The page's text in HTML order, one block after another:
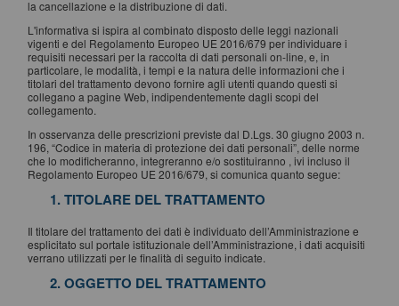
la cancellazione e la distribuzione di dati.
L'informativa si ispira al combinato disposto delle leggi nazionali
vigenti e del Regolamento Europeo UE 2016/679 per individuare i
requisiti necessari per la raccolta di dati personali on-line, e, in
particolare, le modalità, i tempi e la natura delle informazioni che i
titolari del trattamento devono fornire agli utenti quando questi si
collegano a pagine Web, indipendentemente dagli scopi del
collegamento.
In osservanza delle prescrizioni previste dal D.Lgs. 30 giugno 2003 n.
196, “Codice in materia di protezione dei dati personali”, delle norme
che lo modificheranno, integreranno e/o sostituiranno , ivi incluso il
Regolamento Europeo UE 2016/679, si comunica quanto segue:
1. TITOLARE DEL TRATTAMENTO
Il titolare del trattamento dei dati è individuato dell’Amministrazione e
esplicitato sul portale istituzionale dell’Amministrazione, i dati acquisiti
verrano utilizzati per le finalità di seguito indicate.
2. OGGETTO DEL TRATTAMENTO